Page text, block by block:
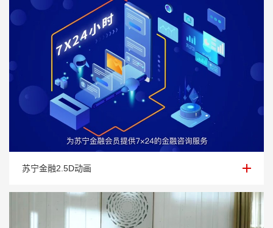
苏宁金融2.5D动画
苏宁金融2.5D动画